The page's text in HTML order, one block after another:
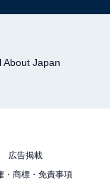
About Japan
広告掲載
・商標・免責事項